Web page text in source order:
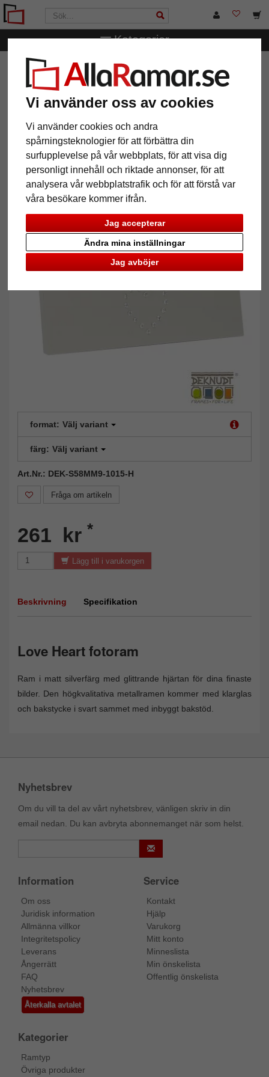
Vi använder oss av cookies
Vi använder cookies och andra
spårningsteknologier för att förbättra din
surfupplevelse på vår webbplats, för att visa dig
personligt innehåll och riktade annonser, för att
analysera vår webbplatstrafik och för att förstå var
våra besökare kommer ifrån.
Jag accepterar
Jag avböjer
Ändra mina inställningar
Kategorier
AllaRamar.se Ramstorlek
Love Heart fotoram
format: Välj variant
färg: Välj variant
Art.Nr.: DEK-S58MM9-1015-H
Fråga om artikeln
261 kr *
Lägg till i varukorgen
Beskrivning Specifikation
Love Heart fotoram
Ram i matt silverfärg med glittrande hjärtan för dina finaste
bilder. Den högkvalitativa metallramen kommer med klarglas
och bakstycke i svart sammet med inbyggt bakstöd.
Nyhetsbrev
Om du vill ta del av vårt nyhetsbrev, vänligen skriv in din
email nedan. Du kan avbryta abonnemanget när som helst.
Information
Om oss
Juridisk information
Allmänna villkor
Integritetspolicy
Leverans
Ångerrätt
FAQ
Nyhetsbrev
Återkalla avtalet
Service
Kontakt
Hjälp
Varukorg
Mitt konto
Minneslista
Min önskelista
Offentlig önskelista
Kategorier
Ramtyp
Övriga produkter